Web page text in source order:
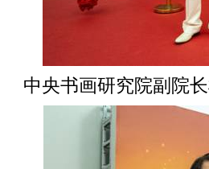
中央书画研究院副院